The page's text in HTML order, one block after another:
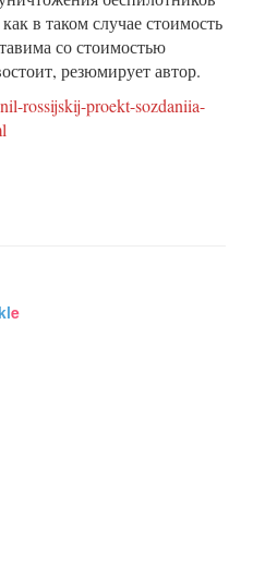
в таком случае стоимость
со стоимостью
резюмирует автор.
rossijskij-proekt-sozdaniia-
e